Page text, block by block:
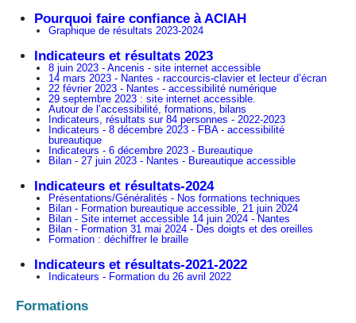
Pourquoi faire confiance à ACIAH
Graphique de résultats 2023-2024
Indicateurs et résultats 2023
8 juin 2023 - Ancenis - site internet accessible
14 mars 2023 - Nantes - raccourcis-clavier et lecteur d’écran
22 février 2023 - Nantes - accessibilité numérique
29 septembre 2023 : site internet accessible.
Autour de l’accessibilité, formations, bilans
Indicateurs, résultats sur 84 personnes - 2022-2023
Indicateurs - 8 décembre 2023 - FBA - accessibilité
bureautique
Indicateurs - 6 décembre 2023 - Bureautique
Bilan - 27 juin 2023 - Nantes - Bureautique accessible
Indicateurs et résultats-2024
Présentations/Généralités - Nos formations techniques
Bilan - Formation bureautique accessible, 21 juin 2024
Bilan - Site internet accessible 14 juin 2024 - Nantes
Bilan - Formation 31 mai 2024 - Des doigts et des oreilles
Formation : déchiffrer le braille
Indicateurs et résultats-2021-2022
Indicateurs - Formation du 26 avril 2022
Formations